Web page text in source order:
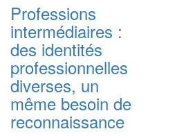
Professions
intermédiaires :
des identités
professionnelles
diverses, un
même besoin de
reconnaissance